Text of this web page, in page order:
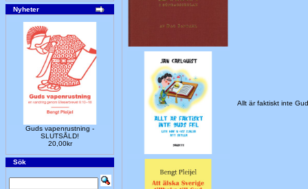
Nyheter
Guds vapenrustning -
SLUTSÅLD!
20,00kr
Sök
Allt är faktiskt inte